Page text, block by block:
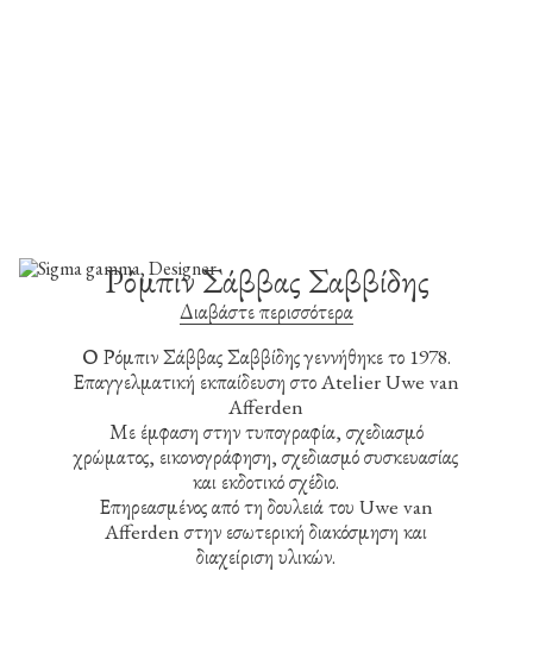
Ρόμπιν Σάββας Σαββίδης
Διαβάστε περισσότερα
Ο Ρόμπιν Σάββας Σαββίδης γεννήθηκε το 1978.
Επαγγελματική εκπαίδευση στο Atelier Uwe van
Afferden
Με έμφαση στην τυπογραφία, σχεδιασμό
χρώματος, εικονογράφηση, σχεδιασμό συσκευασίας
και εκδοτικό σχέδιο.
Επηρεασμένος από τη δουλειά του Uwe van
Afferden στην εσωτερική διακόσμηση και
διαχείριση υλικών.